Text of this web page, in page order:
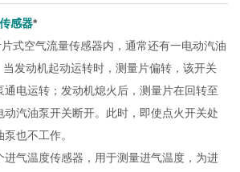
感器*
式空气流量传感器内，通常还有一电动汽油
发动机起动运转时，测量片偏转，该开关
通电运转；发动机熄火后，测量片在回转至
动汽油泵开关断开。此时，即使点火开关处
也不工作。
进气温度传感器，用于测量进气温度，为进